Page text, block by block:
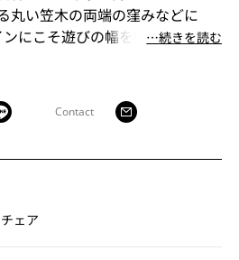
丸い笠木の両端の窪みなどに
にこそ遊びの幅を持たせる事が
⋯続きを読む
Contact
ェア